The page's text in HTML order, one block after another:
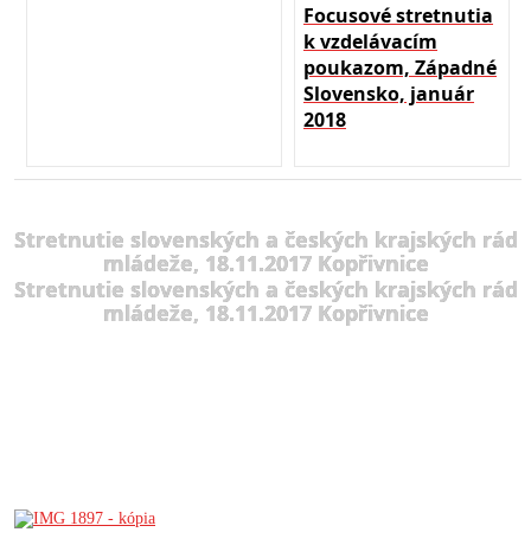
Focusové stretnutia
k vzdelávacím
poukazom, Západné
Slovensko, január
2018
Stretnutie slovenských a českých krajských rád
mládeže, 18.11.2017 Kopřivnice
Stretnutie slovenských a českých krajských rád
mládeže, 18.11.2017 Kopřivnice